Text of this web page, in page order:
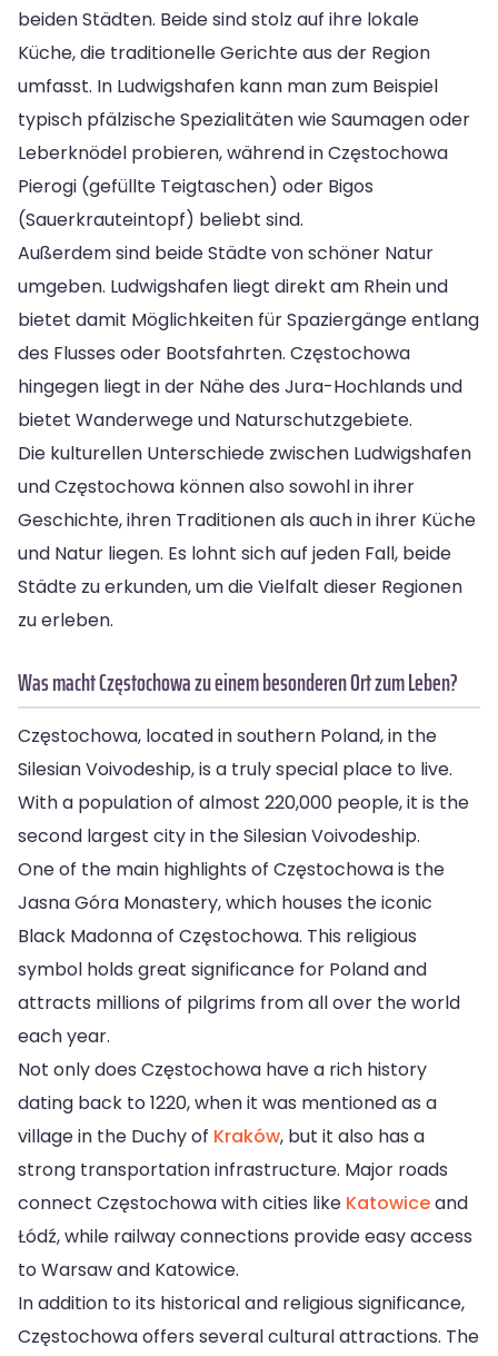
beiden Städten. Beide sind stolz auf ihre lokale
Küche, die traditionelle Gerichte aus der Region
umfasst. In Ludwigshafen kann man zum Beispiel
typisch pfälzische Spezialitäten wie Saumagen oder
Leberknödel probieren, während in Częstochowa
Pierogi (gefüllte Teigtaschen) oder Bigos
(Sauerkrauteintopf) beliebt sind.
Außerdem sind beide Städte von schöner Natur
umgeben. Ludwigshafen liegt direkt am Rhein und
bietet damit Möglichkeiten für Spaziergänge entlang
des Flusses oder Bootsfahrten. Częstochowa
hingegen liegt in der Nähe des Jura-Hochlands und
bietet Wanderwege und Naturschutzgebiete.
Die kulturellen Unterschiede zwischen Ludwigshafen
und Częstochowa können also sowohl in ihrer
Geschichte, ihren Traditionen als auch in ihrer Küche
und Natur liegen. Es lohnt sich auf jeden Fall, beide
Städte zu erkunden, um die Vielfalt dieser Regionen
zu erleben.
Was macht Częstochowa zu einem besonderen Ort zum Leben?
Częstochowa, located in southern Poland, in the
Silesian Voivodeship, is a truly special place to live.
With a population of almost 220,000 people, it is the
second largest city in the Silesian Voivodeship.
One of the main highlights of Częstochowa is the
Jasna Góra Monastery, which houses the iconic
Black Madonna of Częstochowa. This religious
symbol holds great significance for Poland and
attracts millions of pilgrims from all over the world
each year.
Not only does Częstochowa have a rich history
dating back to 1220, when it was mentioned as a
village in the Duchy of Kraków, but it also has a
strong transportation infrastructure. Major roads
connect Częstochowa with cities like Katowiceand
Łódź, while railway connections provide easy access
to Warsaw and Katowice.
In addition to its historical and religious significance,
Częstochowa offers several cultural attractions. The